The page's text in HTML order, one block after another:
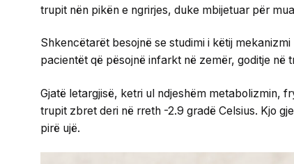
trupit nën pikën e ngrirjes, duke mbijetuar për
Shkencëtarët besojnë se studimi i këtij
pacientët që pësojnë infarkt në zemër, goditje në
Gjatë letargjisë, ketri ul ndjeshëm metabolizmin,
trupit zbret deri në rreth -2.9 gradë Celsius. Kjo
pirë ujë.